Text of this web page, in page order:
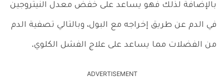
بالإضافة لذلك فهو يساعد على خفض معدل النيتروجين
في الدم عن طريق إخراجه مع البول، وبالتالي تصفية الدم
من الفضلات مما يساعد على علاج الفشل الكلوي.
ADVERTISEMENT